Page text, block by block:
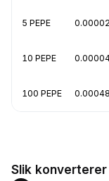
5 PEPE
10 PEPE
100 PEPE
Slik konverterer